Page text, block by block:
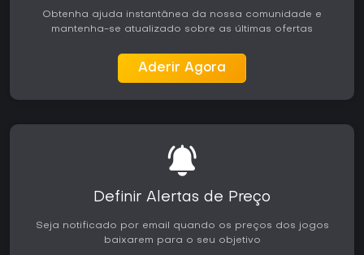
Obtenha ajuda instantânea da nossa comunidade e
mantenha-se atualizado sobre as últimas ofertas
Aderir Agora
Definir Alertas de Preço
Seja notificado por email quando os preços dos jogos
baixarem para o seu objetivo